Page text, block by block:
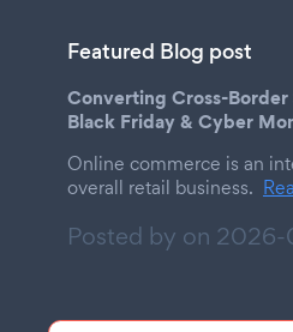
Featured Blog post
Converting Cross-Border
Black Friday & Cyber
Online commerce is an
overall retail business.
Posted by on